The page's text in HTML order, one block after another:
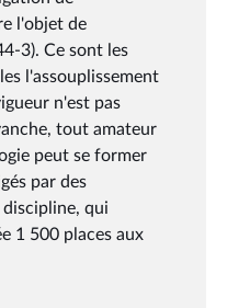
l'objet de
3). Ce sont les
l'assouplissement
n'est pas
tout amateur
peut se former
par des
qui
1 500 places aux